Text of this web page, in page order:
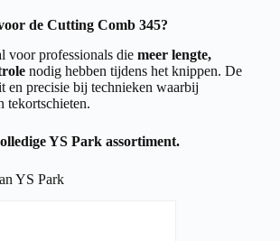
de Cutting Comb 345?
voor professionals die meer lengte,
nodig hebben tijdens het knippen. De
en precisie bij technieken waarbij
tekortschieten.
YS Park assortiment.
YS Park